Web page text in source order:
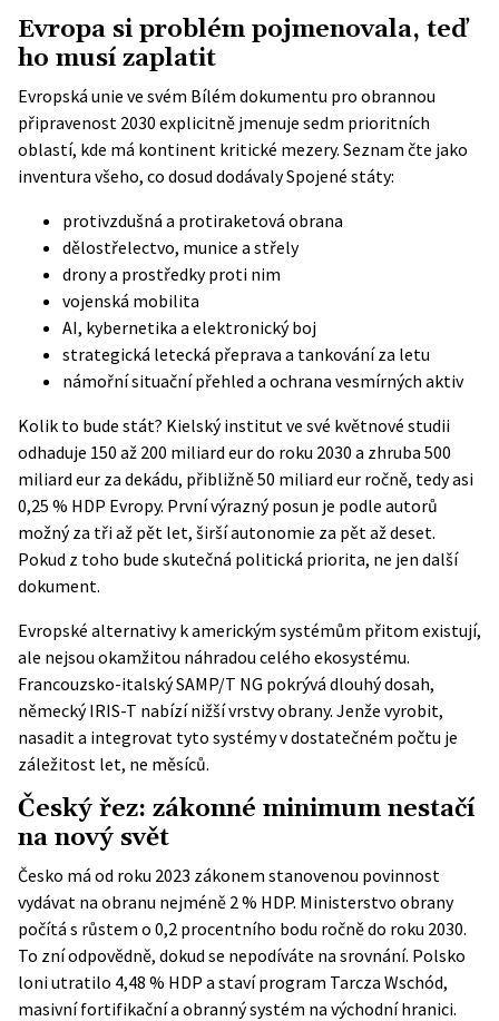
Evropa si problém pojmenovala, teď
ho musí zaplatit
Evropská unie ve svém Bílém dokumentu pro obrannou
připravenost 2030 explicitně jmenuje sedm prioritních
oblastí, kde má kontinent kritické mezery. Seznam čte jako
inventura všeho, co dosud dodávaly Spojené státy:
protivzdušná a protiraketová obrana
dělostřelectvo, munice a střely
drony a prostředky proti nim
vojenská mobilita
AI, kybernetika a elektronický boj
strategická letecká přeprava a tankování za letu
námořní situační přehled a ochrana vesmírných aktiv
Kolik to bude stát? Kielský institutve své květnové studii
odhaduje 150 až 200 miliard eur do roku 2030 a zhruba 500
miliard eur za dekádu, přibližně 50 miliard eur ročně, tedy asi
0,25 % HDP Evropy. První výrazný posun je podle autorů
možný za tři až pět let, širší autonomie za pět až deset.
Pokud z toho bude skutečná politická priorita, ne jen další
dokument.
Evropské alternativy k americkým systémům přitom existují,
ale nejsou okamžitou náhradou celého ekosystému.
Francouzsko-italský SAMP/T NG pokrývá dlouhý dosah,
německý IRIS-T nabízí nižší vrstvy obrany. Jenže vyrobit,
nasadit a integrovat tyto systémy v dostatečném počtu je
záležitost let, ne měsíců.
Český řez: zákonné minimum nestačí
na nový svět
Česko má od roku 2023 zákonem stanovenou povinnost
vydávat na obranu nejméně 2 % HDP. Ministerstvo obrany
počítá s růstem o 0,2 procentního bodu ročně do roku 2030.
To zní odpovědně, dokud se nepodíváte na srovnání. Polsko
loni utratilo 4,48 % HDP a staví program Tarcza Wschód,
masivní fortifikační a obranný systém na východní hranici.